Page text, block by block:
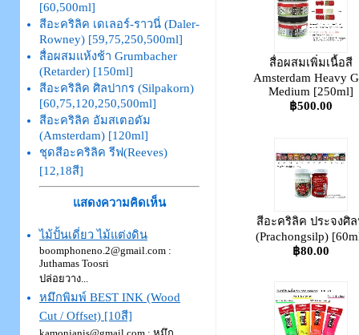
[60,500ml]
สีอะคริลิค เดเลอร์-ราวนี่ (Daler-
Rowney) [59,75,250,500ml]
สื่อผสมแห้งช้า Grumbacher
(Retarder) [150ml]
สีอะคริลิค ศิลปากร (Silpakorn)
[60,75,120,250,500ml]
สีอะคริลิค อัมสเตอดัม
(Amsterdam) [120ml]
ชุดสีอะคริลิค รีฟ(Reeves)
[12,18สี]
แสดงความคิดเห็น
ไม้ปั้นเดี่ยว ไม้แต่งดิน
boomphoneno.2@gmail.com :
Juthamas Toosri
ปล่อยวาง...
หมึกพิมพ์ BEST INK (Wood
Cut / Offset) [10สี]
สื่อผสมเพิ่มเนื้อสี
Amsterdam Heavy
Medium [250ml]
฿500.00
สีอะคริลิค ประจงศิ
(Prachongsilp)
฿80.00